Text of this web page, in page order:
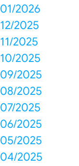
01/2026
12/2025
11/2025
10/2025
09/2025
08/2025
07/2025
06/2025
05/2025
04/2025